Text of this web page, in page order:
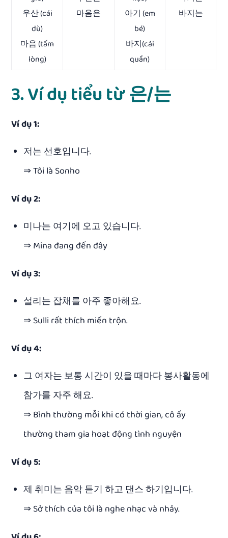
우산 (cái
dù)
마음 (tấm
lòng)
마음은
아기 (em
bé)
바지(cái
quần)
바지는
3. Ví dụ tiểu từ 은/는
Ví dụ 1:
저는 선호입니다.
⇒ Tôi là Sonho
Ví dụ 2:
미나는 여기에 오고 있습니다.
⇒ Mina đang đến đây
Ví dụ 3:
설리는 잡채를 아주 좋아해요.
⇒ Sulli rất thích miến trộn.
Ví dụ 4:
그 여자는 보통 시간이 있을 때마다 봉사활동에
참가를 자주 해요.
⇒ Bình thường mỗi khi có thời gian, cô ấy
thường tham gia hoạt động tình nguyện
Ví dụ 5:
제 취미는 음악 듣기 하고 댄스 하기입니다.
⇒ Sở thích của tôi là nghe nhạc và nhảy.